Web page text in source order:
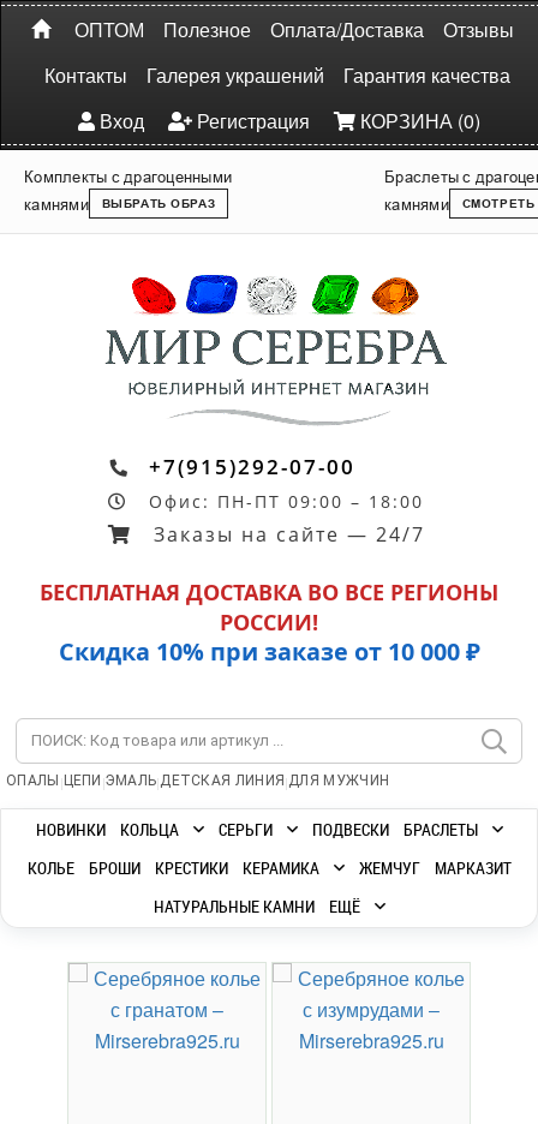
ОПТОМ Полезное Оплата/Доставка
Отзывы
Контакты
Галерея украшений
Гарантия качества
Вход
Регистрация КОРЗИНА (0)
Комплекты с драгоценными
камнями
ВЫБРАТЬ ОБРАЗ
Браслеты с
камнями
СМОТРЕТЬ
+7(915)292-07-00
Офис: ПН-ПТ 09:00 – 18:00
Заказы на сайте — 24/7
БЕСПЛАТНАЯ ДОСТАВКА ВО ВСЕ РЕГИОНЫ
РОССИИ!
Скидка 10% при заказе от 10 000 ₽
ОПАЛЫ | ЦЕПИ |ЭМАЛЬ|ДЕТСКАЯ ЛИНИЯ |ДЛЯ МУЖЧИН
НОВИНКИ КОЛЬЦА СЕРЬГИ ПОДВЕСКИ
БРАСЛЕТЫ
КОЛЬЕ
БРОШИ КРЕСТИКИ КЕРАМИКА ЖЕМЧУГ
МАРКАЗИТ
НАТУРАЛЬНЫЕ КАМНИ
ЕЩЁ